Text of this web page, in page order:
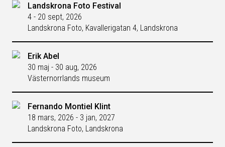
Landskrona Foto Festival
4 - 20 sept, 2026
Landskrona Foto, Kavallerigatan 4, Landskrona
Erik Abel
30 maj - 30 aug, 2026
Västernorrlands museum
Fernando Montiel Klint
18 mars, 2026 - 3 jan, 2027
Landskrona Foto, Landskrona